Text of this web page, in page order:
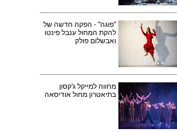
"פוגה" - הפקה חדשה של
להקת המחול ענבל פינטו
ואבשלום פולק
מחווה למייקל ג'קסון
בתיאטרון מחול אודיסאה